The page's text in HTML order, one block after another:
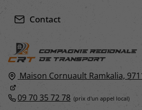
Maison Cornuault Ramkalia,
09 70 35 72 78
Contact